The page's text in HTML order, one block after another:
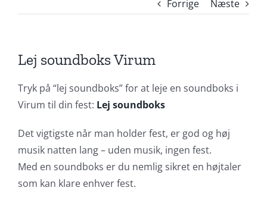
Forrige Næste
Lej soundboks Virum
Tryk på “lej soundboks” for at leje en soundboks i
Virum til din fest: Lej soundboks
Det vigtigste når man holder fest, er god og høj
musik natten lang – uden musik, ingen fest.
Med en soundboks er du nemlig sikret en højtaler
som kan klare enhver fest.